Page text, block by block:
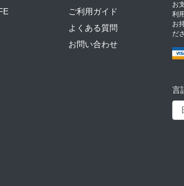
ご利用ガイド
よくある質問
お問い合わせ
お
利
お
だ
言